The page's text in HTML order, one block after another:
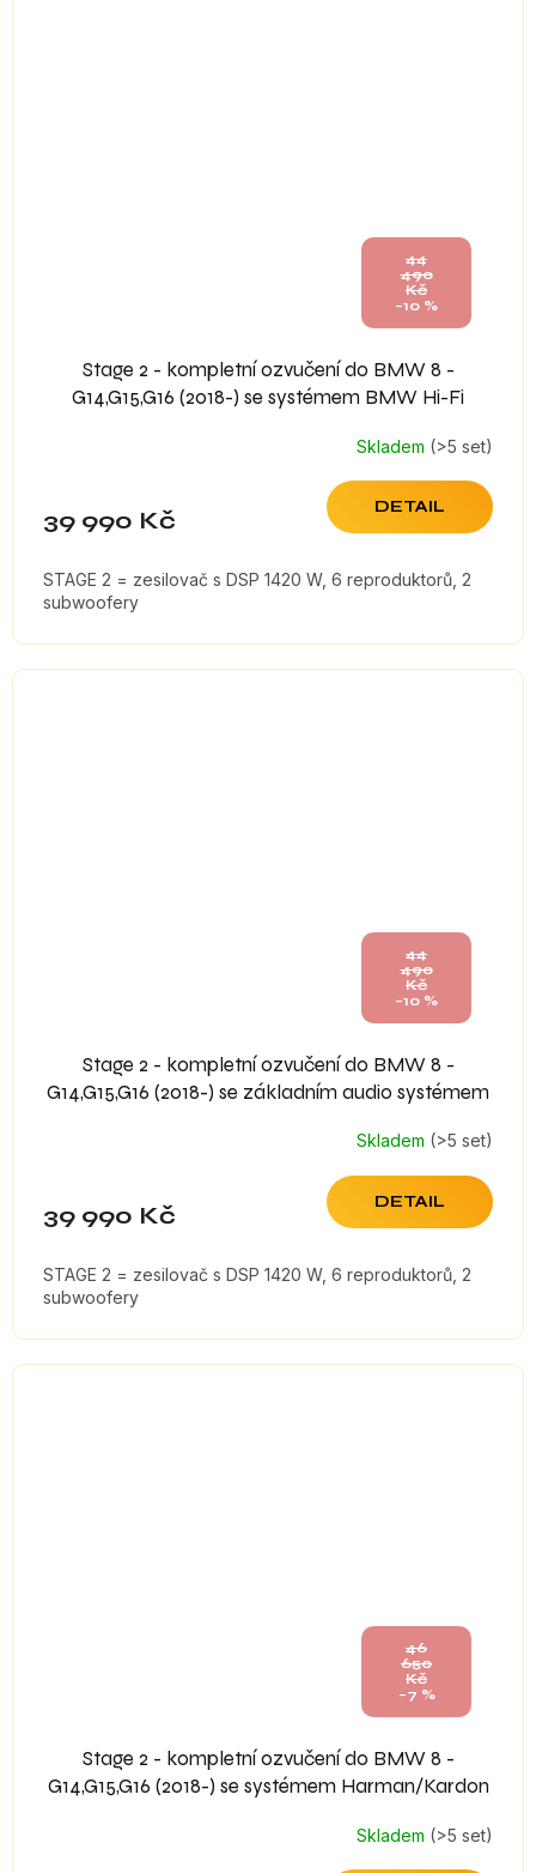
44
490
Kč
–10 %
Stage 2 - kompletní ozvučení do BMW 8 -
G14,G15,G16 (2018-) se systémem BMW Hi-Fi
Skladem (>5 set)
39 990 Kč DETAIL
STAGE 2 = zesilovač s DSP 1420 W, 6 reproduktorů, 2
subwoofery
44
490
Kč
–10 %
Stage 2 - kompletní ozvučení do BMW 8 -
G14,G15,G16 (2018-) se základním audio systémem
Skladem (>5 set)
39 990 Kč DETAIL
STAGE 2 = zesilovač s DSP 1420 W, 6 reproduktorů, 2
subwoofery
46
650
Kč
–7 %
Stage 2 - kompletní ozvučení do BMW 8 -
G14,G15,G16 (2018-) se systémem Harman/Kardon
Skladem (>5 set)